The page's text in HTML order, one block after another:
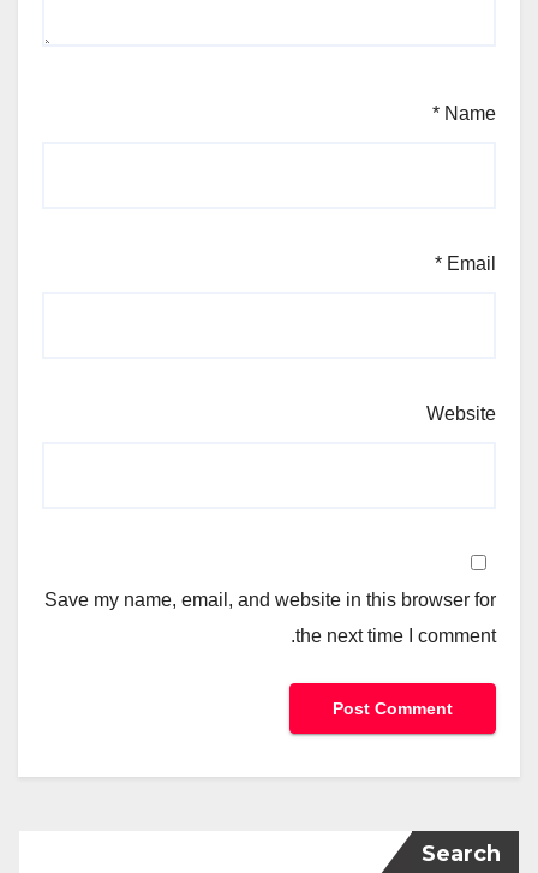
Name
*
Email
*
Website
Save my name, email, and website in this browser for
the next time I comment.
Search